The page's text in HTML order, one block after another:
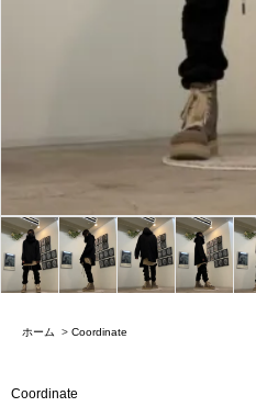
ホーム > Coordinate
Coordinate